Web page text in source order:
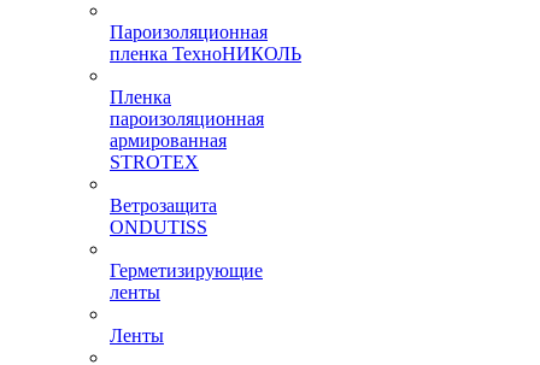
Пароизоляционная
пленка ТехноНИКОЛЬ
Пленка
пароизоляционная
армированная
STROTEX
Ветрозащита
ONDUTISS
Герметизирующие
ленты
Ленты